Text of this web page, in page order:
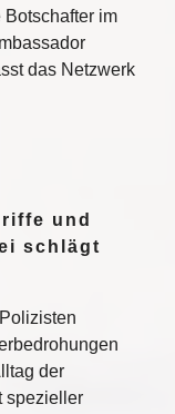
im
das Netzwerk
und
schlägt
der
spezieller